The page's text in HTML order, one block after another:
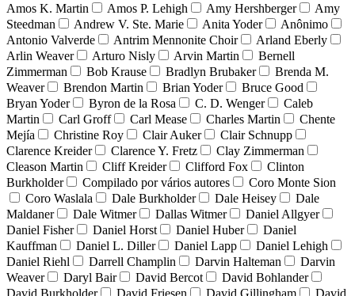
Amos K. Martin
Amos P. Lehigh Amy Hershberger
Amy
Steedman
Andrew V. Ste. Marie Anita Yoder
Anônimo
Antonio Valverde
Antrim Mennonite Choir
Arland Eberly
Arlin Weaver
Arturo Nisly Arvin Martin
Bernell
Zimmerman
Bob Krause Bradlyn Brubaker
Brenda M.
Weaver
Brendon Martin Brian Yoder
Bruce Good
Bryan Yoder
Byron de la Rosa C. D. Wenger
Caleb
Martin
Carl Groff Carl Mease Charles Martin
Chente
Mejía
Christine Roy Clair Auker
Clair Schnupp
Clarence Kreider
Clarence Y. Fretz
Clay Zimmerman
Cleason Martin
Cliff Kreider Clifford Fox
Clinton
Burkholder
Compilado por vários autores
Coro Monte Sion
Coro Waslala
Dale Burkholder Dale Heisey
Dale
Maldaner
Dale Witmer Dallas Witmer
Daniel Allgyer
Daniel Fisher
Daniel Horst Daniel Huber
Daniel
Kauffman
Daniel L. Diller Daniel Lapp
Daniel Lehigh
Daniel Riehl
Darrell Champlin Darvin Halteman
Darvin
Weaver
Daryl Bair David Bercot
David Bohlander
David Burkholder
David Friesen David Gillingham
David